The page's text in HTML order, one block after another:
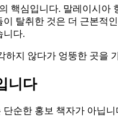
핵심입니다. 말레이시
탈취한 것은 더 근본적
니다.
하지 않다가 엉뚱한 곳을
니다
순한 홍보 책자가 아닙